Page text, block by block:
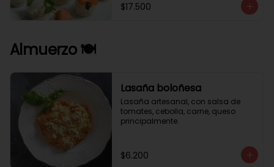
Tomate aji verde.
$17.500
Almuerzo 🍽️
Lasaña boloñesa
Lasaña artesanal, con salsa de
tomates, cebolla, carne, queso
principalmente.
$6.200